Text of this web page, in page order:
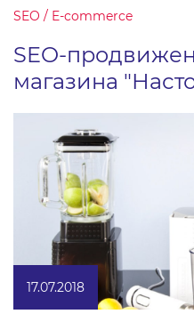
SEO / E-commerce
SEO-
магазина
17.07.2018